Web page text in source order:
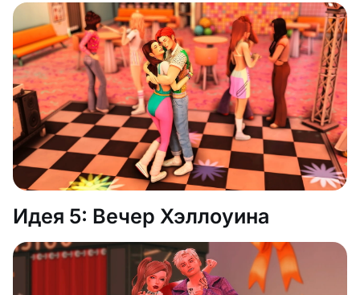
Идея 5: Вечер Хэллоуина